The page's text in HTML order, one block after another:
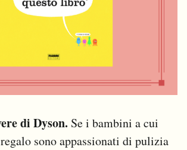
di Dyson. Se i bambini a cui
sono appassionati di pulizia